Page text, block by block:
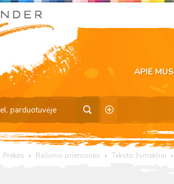
APIE MUS
Prekės Rašymo priemonės Teksto žymekliai